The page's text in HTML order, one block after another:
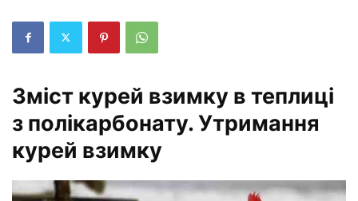
Зміст курей взимку в теплиці
з полікарбонату. Утримання
курей взимку